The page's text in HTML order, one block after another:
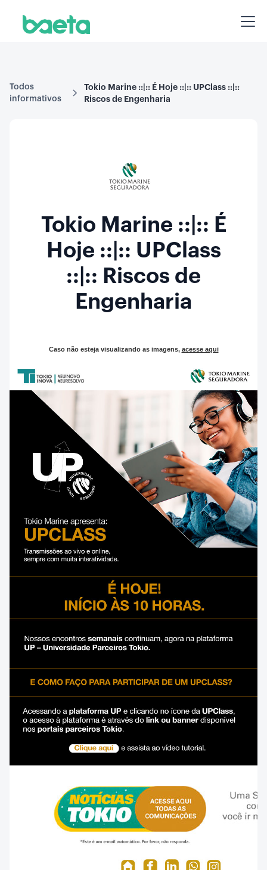
Todos
informativos
Tokio Marine ::|:: É Hoje ::|:: UPClass ::|::
Riscos de Engenharia
Tokio Marine ::|:: É
Hoje ::|:: UPClass
::|:: Riscos de
Engenharia
Caso não esteja visualizando as imagens, acesse aqui